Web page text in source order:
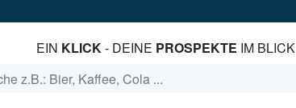
EIN KLICK- DEINE PROSPEKTE IM BLICK